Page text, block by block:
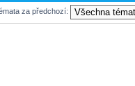
za předchozí: